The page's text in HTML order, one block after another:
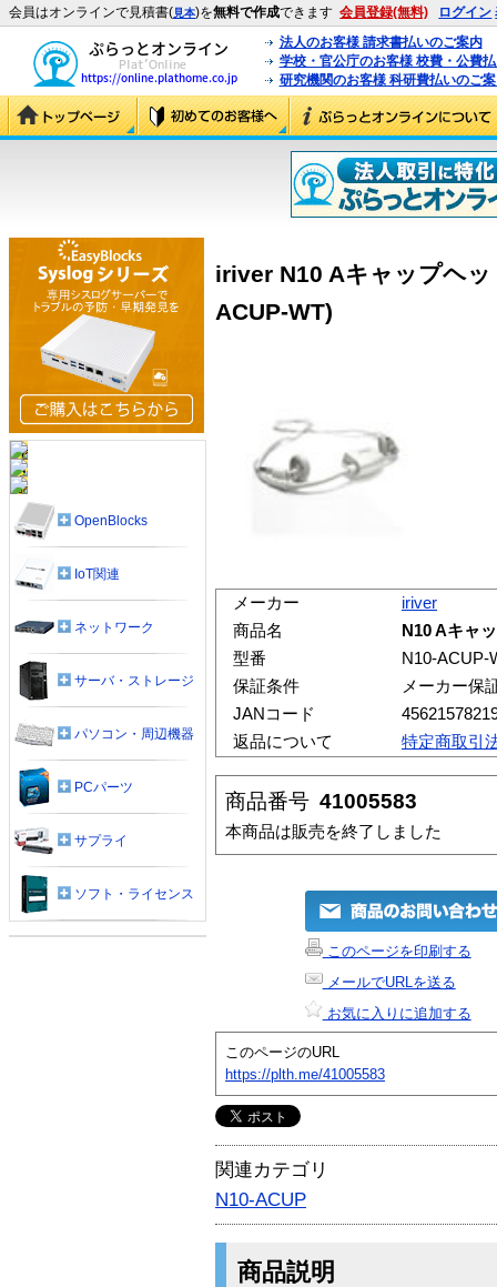
会員はオンラインで見積書(見本)を無料で作成できます 会員登録(無料) ログイン
法人のお客様 請求書払いのご案内
学校・官公庁のお客様 校費・公費
研究機関のお客様 科研費払いのご
iriver N10 Aキャップヘ
ACUP-WT)
メーカー
iriver
商品名
N10 Aキャ
型番
N10-ACUP-
保証条件
メーカー保
JANコード
返品について
特定商取引
商品番号 41005583
本商品は販売を終了しました
このページを印刷する
メールでURLを送る
お気に入りに追加する
このページのURL
https://plth.me/41005583
関連カテゴリ
N10-ACUP
商品説明
OpenBlocks
IoT関連
ネットワーク
サーバ・ストレージ
パソコン・周辺機器
PCパーツ
サプライ
ソフト・ライセンス